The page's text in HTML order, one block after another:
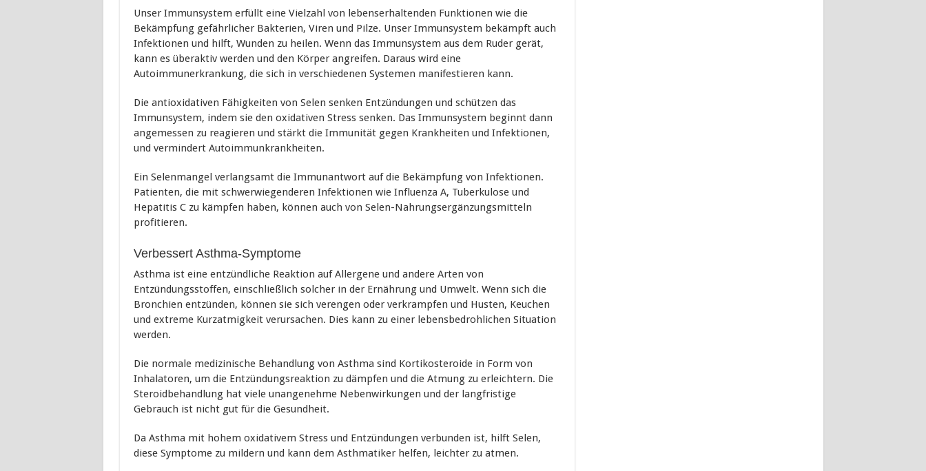
Unser Immunsystem erfüllt eine Vielzahl von lebenserhaltenden Funktionen wie die
Bekämpfung gefährlicher Bakterien, Viren und Pilze. Unser Immunsystem bekämpft auch
Infektionen und hilft, Wunden zu heilen. Wenn das Immunsystem aus dem Ruder gerät,
kann es überaktiv werden und den Körper angreifen. Daraus wird eine
Autoimmunerkrankung, die sich in verschiedenen Systemen manifestieren kann.
Die antioxidativen Fähigkeiten von Selen senken Entzündungen und schützen das
Immunsystem, indem sie den oxidativen Stress senken. Das Immunsystem beginnt dann
angemessen zu reagieren und stärkt die Immunität gegen Krankheiten und Infektionen,
und vermindert Autoimmunkrankheiten.
Ein Selenmangel verlangsamt die Immunantwort auf die Bekämpfung von Infektionen.
Patienten, die mit schwerwiegenderen Infektionen wie Influenza A, Tuberkulose und
Hepatitis C zu kämpfen haben, können auch von Selen-Nahrungsergänzungsmitteln
profitieren.
Verbessert Asthma-Symptome
Asthma ist eine entzündliche Reaktion auf Allergene und andere Arten von
Entzündungsstoffen, einschließlich solcher in der Ernährung und Umwelt. Wenn sich die
Bronchien entzünden, können sie sich verengen oder verkrampfen und Husten, Keuchen
und extreme Kurzatmigkeit verursachen. Dies kann zu einer lebensbedrohlichen Situation
werden.
Die normale medizinische Behandlung von Asthma sind Kortikosteroide in Form von
Inhalatoren, um die Entzündungsreaktion zu dämpfen und die Atmung zu erleichtern. Die
Steroidbehandlung hat viele unangenehme Nebenwirkungen und der langfristige
Gebrauch ist nicht gut für die Gesundheit.
Da Asthma mit hohem oxidativem Stress und Entzündungen verbunden ist, hilft Selen,
diese Symptome zu mildern und kann dem Asthmatiker helfen, leichter zu atmen.